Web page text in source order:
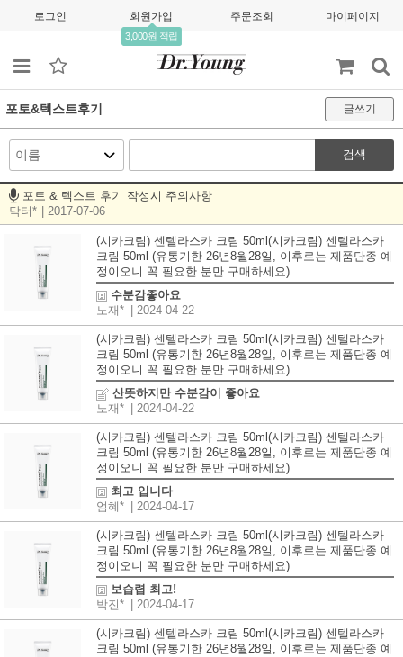
로그인 회원가입
3,000원 적립
주문조회 마이페이지
포토&텍스트후기 글쓰기
검색
포토 & 텍스트 후기 작성시 주의사항
닥터*
| 2017-07-06
(시카크림) 센텔라스카 크림 50ml(시카크림) 센텔라스카
크림 50ml (유통기한 26년8월28일, 이후로는 제품단종 예
정이오니 꼭 필요한 분만 구매하세요)
수분감좋아요
노재*
| 2024-04-22
(시카크림) 센텔라스카 크림 50ml(시카크림) 센텔라스카
크림 50ml (유통기한 26년8월28일, 이후로는 제품단종 예
정이오니 꼭 필요한 분만 구매하세요)
산뜻하지만 수분감이 좋아요
노재*
| 2024-04-22
(시카크림) 센텔라스카 크림 50ml(시카크림) 센텔라스카
크림 50ml (유통기한 26년8월28일, 이후로는 제품단종 예
정이오니 꼭 필요한 분만 구매하세요)
최고 입니다
엄혜*
| 2024-04-17
(시카크림) 센텔라스카 크림 50ml(시카크림) 센텔라스카
크림 50ml (유통기한 26년8월28일, 이후로는 제품단종 예
정이오니 꼭 필요한 분만 구매하세요)
보습렵 최고!
박진*
| 2024-04-17
(시카크림) 센텔라스카 크림 50ml(시카크림) 센텔라스카
크림 50ml (유통기한 26년8월28일, 이후로는 제품단종 예